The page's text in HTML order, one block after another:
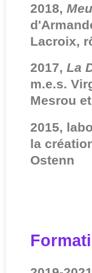
2018,
Lacroix,
2017, La
m.e.s.
Mesrou
2015,
la
Ostenn